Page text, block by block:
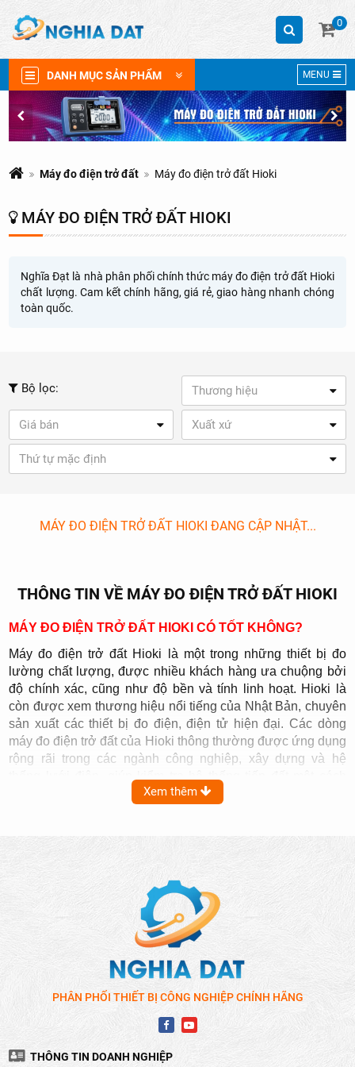
0
DANH MỤC SẢN PHẨM MENU
Máy đo điện trở đất Máy đo điện trở đất Hioki
MÁY ĐO ĐIỆN TRỞ ĐẤT HIOKI
Nghĩa Đạt là nhà phân phối chính thức máy đo điện trở đất Hioki
chất lượng. Cam kết chính hãng, giá rẻ, giao hàng nhanh chóng
toàn quốc.
Bộ lọc: Thương hiệu
Giá bán Xuất xứ
Thứ tự mặc định
MÁY ĐO ĐIỆN TRỞ ĐẤT HIOKI ĐANG CẬP NHẬT...
THÔNG TIN VỀ MÁY ĐO ĐIỆN TRỞ ĐẤT HIOKI
MÁY ĐO ĐIỆN TRỞ ĐẤT HIOKI CÓ TỐT KHÔNG?
Máy đo điện trở đất Hioki là một trong những thiết bị đo
lường chất lượng, được nhiều khách hàng ưa chuộng bởi
độ chính xác, cũng như độ bền và tính linh hoạt. Hioki là
còn được xem thương hiệu nổi tiếng của Nhật Bản, chuyên
sản xuất các thiết bị đo điện, điện tử hiện đại. Các dòng
máy đo điện trở đất của Hioki thông thường được ứng dụng
rộng rãi trong các ngành công nghiệp, xây dựng và hệ
nhanh chóng và hiệu quả.
NGUYÊN LÝ ĐO CỦA MÁY ĐO ĐIỆN TRỞ ĐẤT HIOKI
Xem thêm
PHÂN PHỐI THIẾT BỊ CÔNG NGHIỆP CHÍNH HÃNG
THÔNG TIN DOANH NGHIỆP